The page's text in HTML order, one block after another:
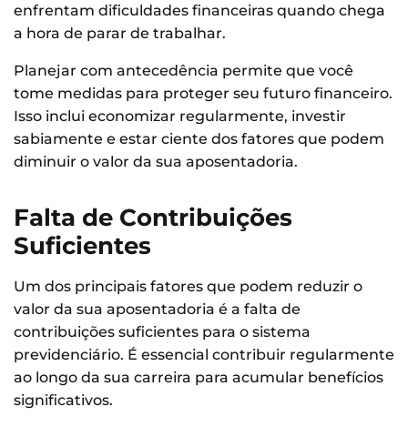
enfrentam dificuldades financeiras quando chega
a hora de parar de trabalhar.
Planejar com antecedência permite que você
tome medidas para proteger seu futuro financeiro.
Isso inclui economizar regularmente, investir
sabiamente e estar ciente dos fatores que podem
diminuir o valor da sua aposentadoria.
Falta de Contribuições
Suficientes
Um dos principais fatores que podem reduzir o
valor da sua aposentadoria é a falta de
contribuições suficientes para o sistema
previdenciário. É essencial contribuir regularmente
ao longo da sua carreira para acumular benefícios
significativos.